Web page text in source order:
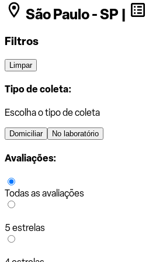
São Paulo - SP |
Filtros
Limpar
Tipo de coleta:
Escolha o tipo de coleta
Domiciliar No laboratório
Avaliações:
Todas as avaliações
5 estrelas